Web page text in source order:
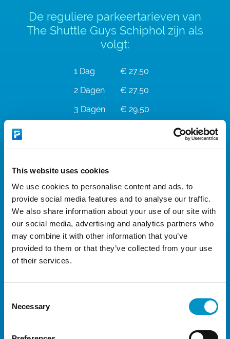
This website uses cookies
We use cookies to personalise content and ads, to
provide social media features and to analyse our traffic.
We also share information about your use of our site with
our social media, advertising and analytics partners who
may combine it with other information that you’ve
provided to them or that they’ve collected from your use
of their services.
Selection
Necessary
De reguliere parkeertarieven van
The Shuttle Guys Schiphol zijn als
volgt:
1 Dag
€ 27,50
2 Dagen
€ 27,50
3 Dagen
€ 29,50
5 Dagen
€ 38,50
6 Dagen
7 Dagen
€ 43,50
8 Dagen
€ 49,00
9 Dagen
€ 53,50
12 Dagen
€ 65,50